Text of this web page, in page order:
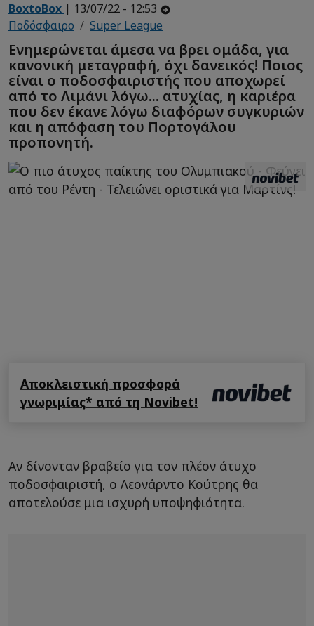
BoxtoBox | 13/07/22 - 12:53
Ποδόσφαιρο
Super League
Ενημερώνεται άμεσα να βρει ομάδα, για
κανονική μεταγραφή, όχι δανεικός! Ποιος
είναι ο ποδοσφαιριστής που αποχωρεί
από το Λιμάνι λόγω... ατυχίας, η καριέρα
που δεν έκανε λόγω διαφόρων συγκυριών
και η απόφαση του Πορτογάλου
προπονητή.
Αποκλειστική προσφορά
γνωριμίας* από τη Novibet!
Αν δίνονταν βραβείο για τον πλέον άτυχο
ποδοσφαιριστή, ο Λεονάρντο Κούτρης θα
αποτελούσε μια ισχυρή υποψηφιότητα.